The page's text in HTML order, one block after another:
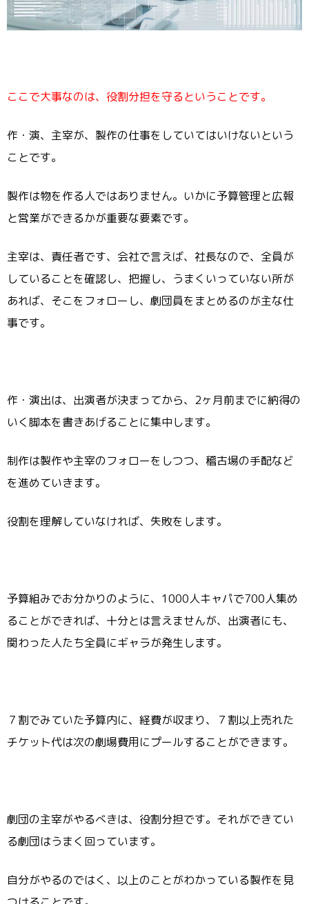
ここで大事なのは、役割分担を守るということです。
作・演、主宰が、製作の仕事をしていてはいけないという
ことです。
製作は物を作る人ではありません。いかに予算管理と広報
と営業ができるかが重要な要素です。
主宰は、責任者です、会社で言えば、社長なので、全員が
していることを確認し、把握し、うまくいっていない所が
あれば、そこをフォローし、劇団員をまとめるのが主な仕
事です。
作・演出は、出演者が決まってから、2ヶ月前までに納得の
いく脚本を書きあげることに集中します。
制作は製作や主宰のフォローをしつつ、稽古場の手配など
を進めていきます。
役割を理解していなければ、失敗をします。
予算組みでお分かりのように、1000人キャパで700人集め
ることができれば、十分とは言えませんが、出演者にも、
関わった人たち全員にギャラが発生します。
７割でみていた予算内に、経費が収まり、７割以上売れた
チケット代は次の劇場費用にプールすることができます。
劇団の主宰がやるべきは、役割分担です。それができてい
る劇団はうまく回っています。
自分がやるのではく、以上のことがわかっている製作を見